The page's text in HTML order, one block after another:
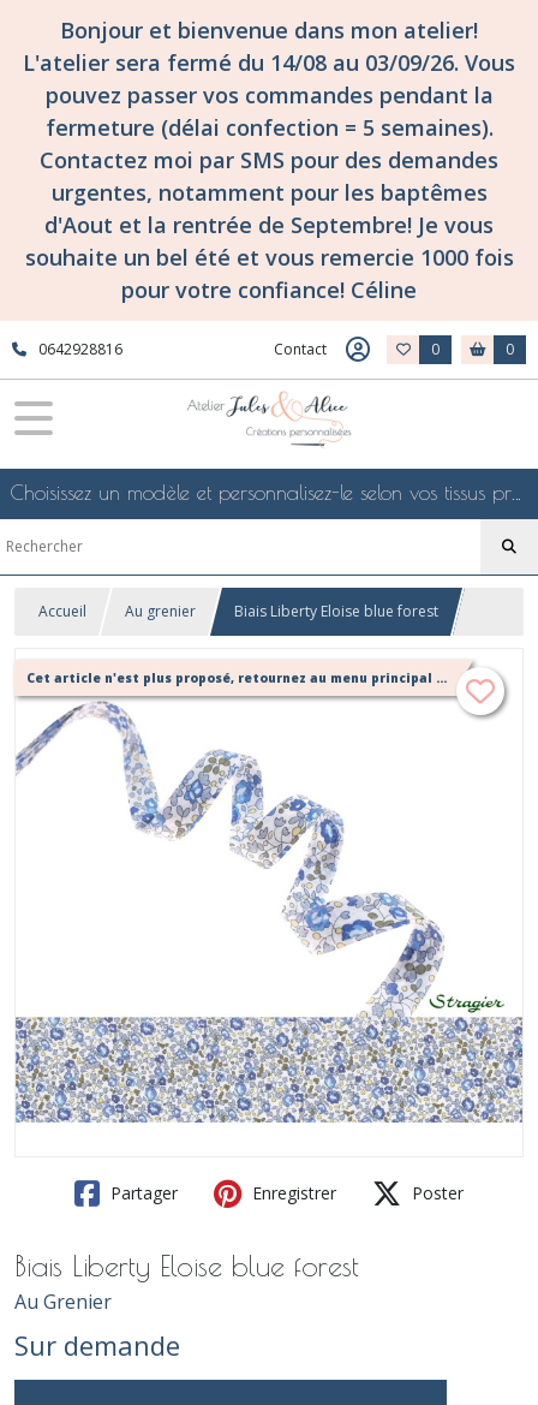
Bonjour et bienvenue dans mon atelier!
L'atelier sera fermé du 14/08 au 03/09/26. Vous
pouvez passer vos commandes pendant la
fermeture (délai confection = 5 semaines).
Contactez moi par SMS pour des demandes
urgentes, notamment pour les baptêmes
d'Aout et la rentrée de Septembre! Je vous
souhaite un bel été et vous remercie 1000 fois
pour votre confiance! Céline
0642928816 Contact 0 0
Choisissez un modèle et personnalisez-le selon vos tissus préférés de mes collections en ligne, je le confectionnerai selon vos souhaits
Accueil Au grenier Biais Liberty Eloise blue forest
Cet article n'est plus proposé, retournez au menu principal ou contactez moi!
Partager Enregistrer Poster
Biais Liberty Eloise blue forest
Au Grenier
Sur demande